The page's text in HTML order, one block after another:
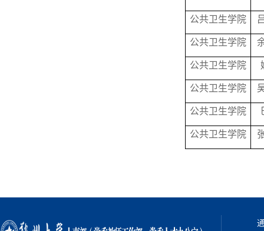
公共卫生学院
公共卫生学院
公共卫生学院
公共卫生学院
公共卫生学院
公共卫生学院